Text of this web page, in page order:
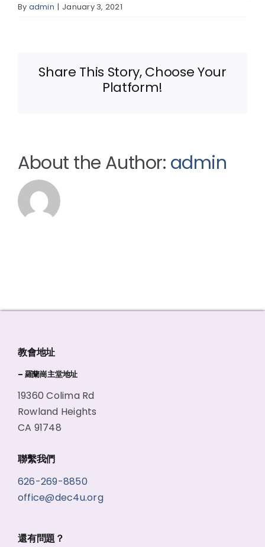
By admin | January 3, 2021
Share This Story, Choose Your
Platform!
About the Author: admin
教會地址
– 羅蘭崗主堂地址
19360 Colima Rd
Rowland Heights
CA 91748
聯繫我們
626-269-8850
office@dec4u.org
還有問題？